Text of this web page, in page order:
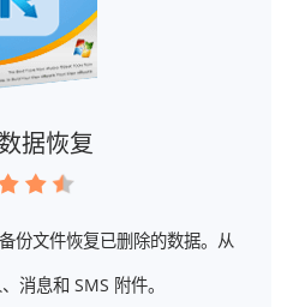
据恢复
份文件恢复已删除的数据。从
消息和 SMS 附件。